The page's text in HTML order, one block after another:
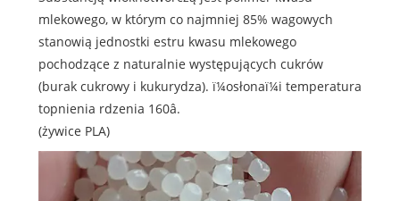
mlekowego, w którym co najmniej 85% wagowych
stanowią jednostki estru kwasu mlekowego
pochodzące z naturalnie występujących cukrów
(burak cukrowy i kukurydza). ï¼osłonaï¼i temperatura
topnienia rdzenia 160â.
(żywice PLA)